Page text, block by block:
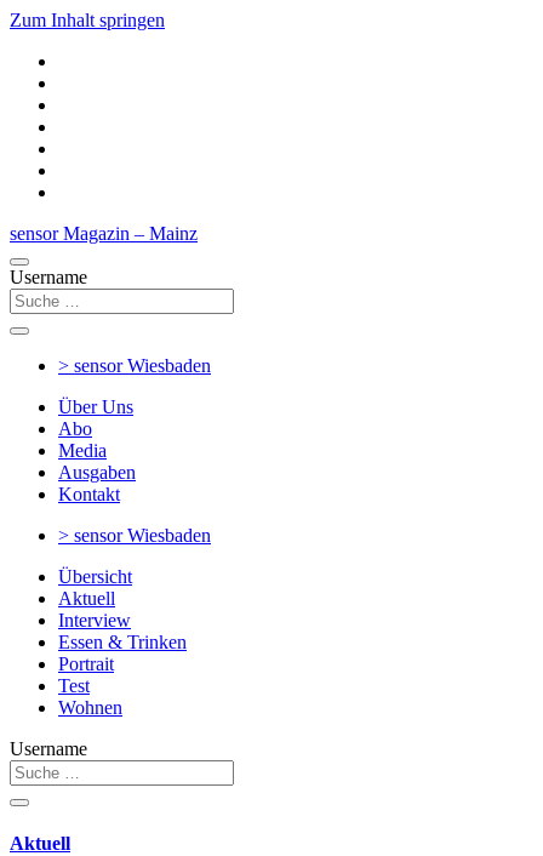
Zum Inhalt springen
sensor Magazin – Mainz
Username
> sensorWiesbaden
Über Uns
Abo
Media
Ausgaben
Kontakt
> sensorWiesbaden
Übersicht
Aktuell
Interview
Essen & Trinken
Portrait
Test
Wohnen
Username
Aktuell